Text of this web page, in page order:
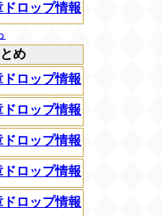
ドロップ情報
め
ドロップ情報
ドロップ情報
ドロップ情報
ドロップ情報
ドロップ情報